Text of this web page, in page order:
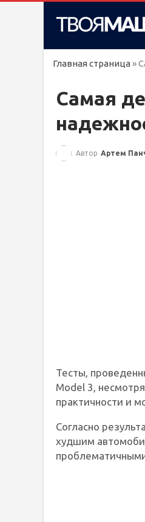
Главная страница »
Самая
Автор Артем
Тесты,
Model 3,
практичности и
Согласно
худшим